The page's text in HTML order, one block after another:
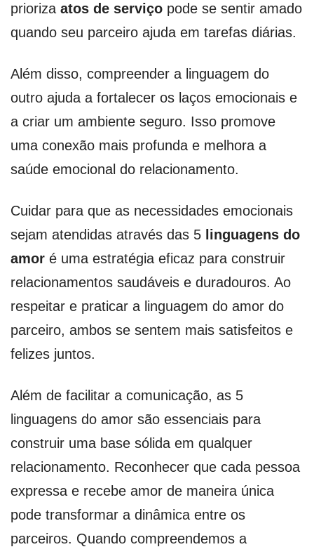
prioriza atos de serviço pode se sentir amado
quando seu parceiro ajuda em tarefas diárias.
Além disso, compreender a linguagem do
outro ajuda a fortalecer os laços emocionais e
a criar um ambiente seguro. Isso promove
uma conexão mais profunda e melhora a
saúde emocional do relacionamento.
Cuidar para que as necessidades emocionais
sejam atendidas através das 5 linguagens do
amor é uma estratégia eficaz para construir
relacionamentos saudáveis e duradouros. Ao
respeitar e praticar a linguagem do amor do
parceiro, ambos se sentem mais satisfeitos e
felizes juntos.
Além de facilitar a comunicação, as 5
linguagens do amor são essenciais para
construir uma base sólida em qualquer
relacionamento. Reconhecer que cada pessoa
expressa e recebe amor de maneira única
pode transformar a dinâmica entre os
parceiros. Quando compreendemos a